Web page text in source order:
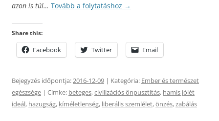
azon is túl… Tovább a folytatáshoz →
Share this:
Facebook Twitter Email
Bejegyzés időpontja:2016-12-09 | Kategória: Ember és természet
egészsége | Címke: beteges,civilizációs önpusztítás, hamis jólét
ideál, hazugság, kíméletlenség, liberális szemlélet,önzés,zabálás